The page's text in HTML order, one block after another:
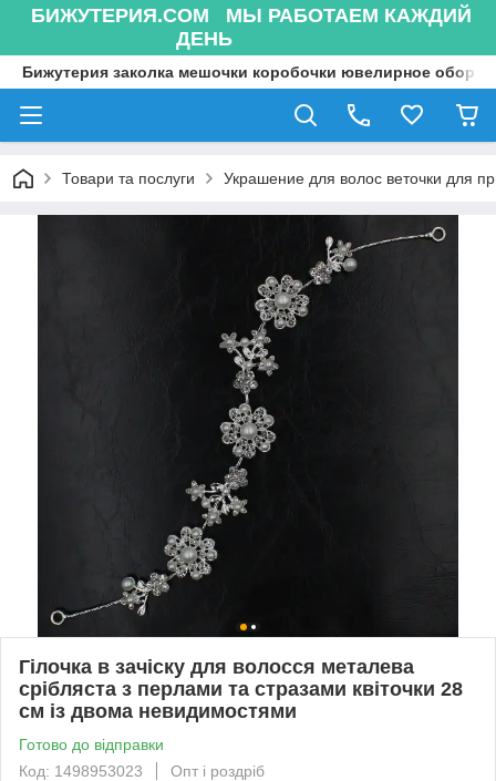
БИЖУТЕРИЯ.COM МЫ РАБОТАЕМ КАЖДИЙ
ДЕНЬ
Бижутерия заколка мешочки коробочки ювелирное
Товари та послуги Украшение для волос веточки для
Гілочка в зачіску для волосся металева
срібляста з перлами та стразами квіточки 28
см із двома невидимостями
Готово до відправки
Код: 1498953023
Опт і роздріб